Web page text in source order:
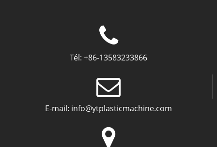
Tél: +86-13583233866
E-mail: info@ytplasticmachine.com